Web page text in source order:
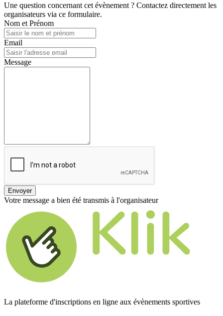
Une question concernant cet évènement ? Contactez directement les
organisateurs via ce formulaire.
Nom et Prénom
Email
Message
Envoyer
Votre message a bien été transmis à l'organisateur
La plateforme d'inscriptions en ligne aux évènements sportives